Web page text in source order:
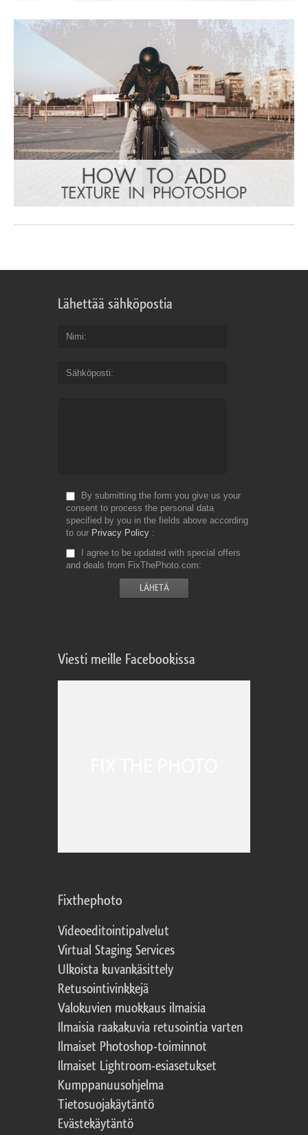
Lähettää sähköpostia
Nimi
Sähköposti
By submitting the form you give us your
consent to process the personal data
specified by you in the fields above according
to our Privacy Policy
I agree to be updated with special offers
and deals from FixThePhoto.com
Viesti meille Facebookissa
Fixthephoto
Videoeditointipalvelut
Virtual Staging Services
Ulkoista kuvankäsittely
Retusointivinkkejä
Valokuvien muokkaus ilmaisia
Ilmaisia raakakuvia retusointia varten
Ilmaiset Photoshop-toiminnot
Ilmaiset Lightroom-esiasetukset
Kumppanuusohjelma
Tietosuojakäytäntö
Evästekäytäntö